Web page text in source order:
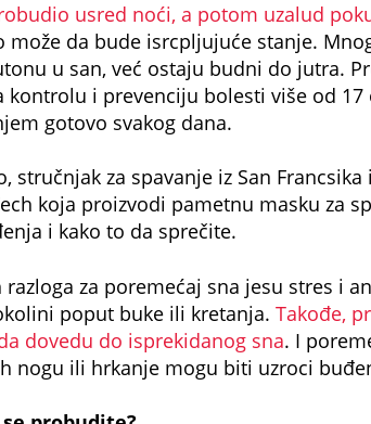
usred noći, a potom uzalud
može da bude isrcpljujuće stanje.
u san, već ostaju budni do jutra.
kontrolu i prevenciju bolesti više od
gotovo svakog dana.
stručnjak za spavanje iz San
koja proizvodi pametnu masku za
i kako to da sprečite.
za poremećaj sna jesu stres i
poput buke ili kretanja. Takođe,
dovedu do isprekidanog sna. I
nogu ili hrkanje mogu biti uzroci